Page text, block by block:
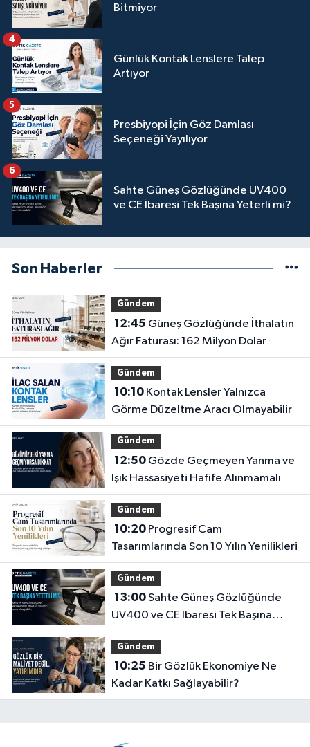
Bitmiyor
Günlük Kontak Lenslere Talep
Artıyor
4
Presbiyopi İçin Göz Damlası
Seçeneği Yayılıyor
5
Sahte Güneş Gözlüğünde UV400
ve CE İbaresi Tek Başına Yeterli mi?
6
Son Haberler
Gündem
12:45
Ağır Faturası: 162 Milyon Dolar
Gündem
10:10Kontak Lensler Yalnızca
Görme Düzeltme Aracı Olmayabilir
Gündem
12:50Gözde Geçmeyen Yanma ve
Işık Hassasiyeti Hafife Alınmamalı
Gündem
10:20Progresif Cam
Tasarımlarında Son 10 Yılın Yenilikleri
Gündem
13:00Sahte Güneş Gözlüğünde
UV400 ve CE İbaresi Tek Başına
Yeterli mi?
Gündem
10:25
Kadar Katkı Sağlayabilir?